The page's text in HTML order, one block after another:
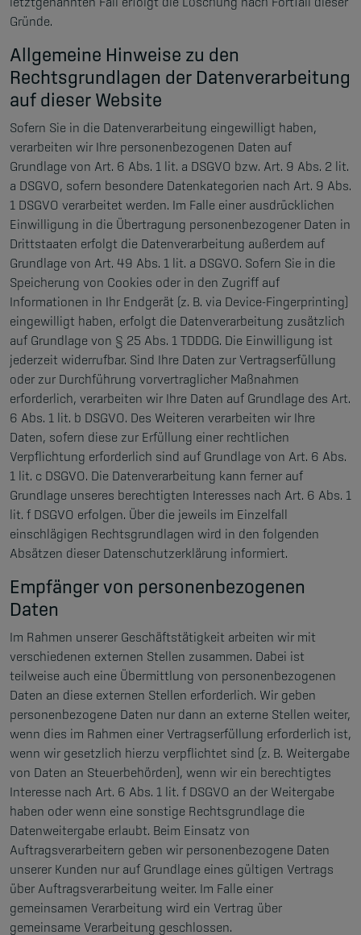
Gründe.
Allgemeine Hinweise zu den
Rechtsgrundlagen der Datenverarbeitung
auf dieser Website
Sofern Sie in die Datenverarbeitung eingewilligt haben,
verarbeiten wir Ihre personenbezogenen Daten auf
Grundlage von Art. 6 Abs. 1 lit. a DSGVO bzw. Art. 9 Abs. 2 lit.
a DSGVO, sofern besondere Datenkategorien nach Art. 9 Abs.
1 DSGVO verarbeitet werden. Im Falle einer ausdrücklichen
Einwilligung in die Übertragung personenbezogener Daten in
Drittstaaten erfolgt die Datenverarbeitung außerdem auf
Grundlage von Art. 49 Abs. 1 lit. a DSGVO. Sofern Sie in die
Speicherung von Cookies oder in den Zugriff auf
Informationen in Ihr Endgerät (z. B. via Device-Fingerprinting)
eingewilligt haben, erfolgt die Datenverarbeitung zusätzlich
auf Grundlage von § 25 Abs. 1 TDDDG. Die Einwilligung ist
jederzeit widerrufbar. Sind Ihre Daten zur Vertragserfüllung
oder zur Durchführung vorvertraglicher Maßnahmen
erforderlich, verarbeiten wir Ihre Daten auf Grundlage des Art.
6 Abs. 1 lit. b DSGVO. Des Weiteren verarbeiten wir Ihre
Daten, sofern diese zur Erfüllung einer rechtlichen
Verpflichtung erforderlich sind auf Grundlage von Art. 6 Abs.
1 lit. c DSGVO. Die Datenverarbeitung kann ferner auf
Grundlage unseres berechtigten Interesses nach Art. 6 Abs. 1
lit. f DSGVO erfolgen. Über die jeweils im Einzelfall
einschlägigen Rechtsgrundlagen wird in den folgenden
Absätzen dieser Datenschutzerklärung informiert.
Empfänger von personenbezogenen
Daten
Im Rahmen unserer Geschäftstätigkeit arbeiten wir mit
verschiedenen externen Stellen zusammen. Dabei ist
teilweise auch eine Übermittlung von personenbezogenen
Daten an diese externen Stellen erforderlich. Wir geben
personenbezogene Daten nur dann an externe Stellen weiter,
wenn dies im Rahmen einer Vertragserfüllung erforderlich ist,
wenn wir gesetzlich hierzu verpflichtet sind (z. B. Weitergabe
von Daten an Steuerbehörden), wenn wir ein berechtigtes
Interesse nach Art. 6 Abs. 1 lit. f DSGVO an der Weitergabe
haben oder wenn eine sonstige Rechtsgrundlage die
Datenweitergabe erlaubt. Beim Einsatz von
Auftragsverarbeitern geben wir personenbezogene Daten
unserer Kunden nur auf Grundlage eines gültigen Vertrags
über Auftragsverarbeitung weiter. Im Falle einer
gemeinsamen Verarbeitung wird ein Vertrag über
gemeinsame Verarbeitung geschlossen.